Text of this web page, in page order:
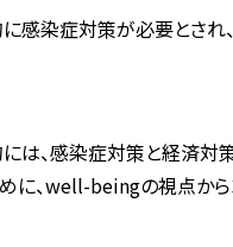
感染症対策が必要とされ
は、感染症対策と経済対
に、well-beingの視点か